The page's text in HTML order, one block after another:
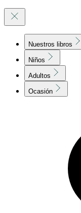
Nuestros libros
Niños
Adultos
Ocasión